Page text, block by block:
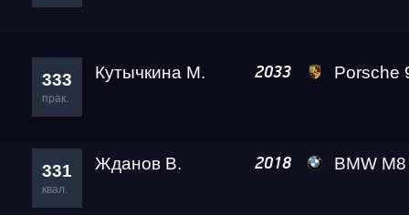
333
прак.
Кутычкина М. 2033 Porsche 911 Turbo
331
квал.
Жданов В. 2018 BMW M8